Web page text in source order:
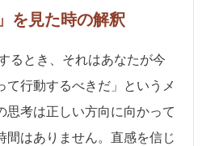
を見た時の解釈
るとき、それはあなたが今
て行動するべきだ」というメ
思考は正しい方向に向かって
間はありません。直感を信じ